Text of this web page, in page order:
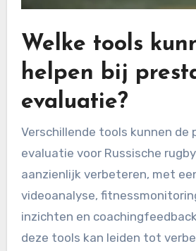
Welke tools
helpen bij
evaluatie?
Verschillende tools kunnen
evaluatie voor Russische
aanzienlijk verbeteren, met
videoanalyse,
inzichten en
deze tools kan leiden tot